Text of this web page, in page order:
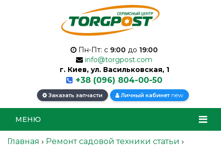
Пн-Пт: с 9:00 до 19:00
info@torgpost.com
г. Киев, ул. Васильковская, 1
+38 (096) 804-00-50
Заказать запчасти Личный кабинет new
МЕНЮ
Главная › Ремонт садовой техники статьи ›